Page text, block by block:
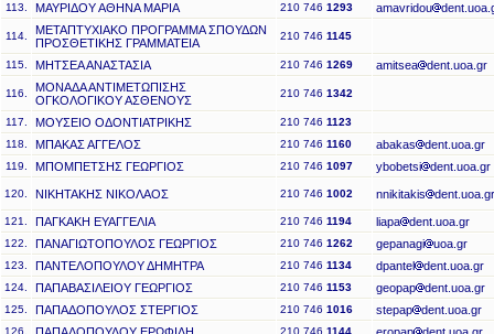
113. ΜΑΥΡΙΔΟΥ ΑΘΗΝΑ ΜΑΡΙΑ 210 746 1293 amavridou
114.
ΜΕΤΑΠΤΥΧΙΑΚΟ ΠΡΟΓΡΑΜΜΑ ΣΠΟΥΔΩΝ
ΠΡΟΣΘΕΤΙΚΗΣ ΓΡΑΜΜΑΤΕΙΑ
210 746 1145
115. ΜΗΤΣΕΑ ΑΝΑΣΤΑΣΙΑ 210 746 1269 amitsea dent.uoa.gr
116.
ΜΟΝΑΔΑ ΑΝΤΙΜΕΤΩΠΙΣΗΣ
ΟΓΚΟΛΟΓΙΚΟΥ ΑΣΘΕΝΟΥΣ
210 746 1342
117. ΜΟΥΣΕΙΟ ΟΔΟΝΤΙΑΤΡΙΚΗΣ 210 746 1123
118.
ΜΠΑΚΑΣ ΑΓΓΕΛΟΣ 210 746 1160 abakas dent.uoa.gr
119. ΜΠΟΜΠΕΤΣΗΣ ΓΕΩΡΓΙΟΣ 210 746 1097 ybobetsi dent.uoa.gr
120. ΝΙΚΗΤΑΚΗΣ ΝΙΚΟΛΑΟΣ 210 746 1002 nnikitakis dent.uoa.gr
121. ΠΑΓΚΑΚΗ ΕΥΑΓΓΕΛΙΑ 210 746 1194 liapa dent.uoa.gr
122. ΠΑΝΑΓΙΩΤΟΠΟΥΛΟΣ ΓΕΩΡΓΙΟΣ 210 746 1262 gepanagi uoa.gr
123. ΠΑΝΤΕΛΟΠΟΥΛΟΥ ΔΗΜΗΤΡΑ 210 746 1134 dpantel dent.uoa.gr
124. ΠΑΠΑΒΑΣΙΛΕΙΟΥ ΓΕΩΡΓΙΟΣ 210 746 1153 geopap dent.uoa.gr
125. ΠΑΠΑΔΟΠΟΥΛΟΣ ΣΤΕΡΓΙΟΣ 210 746 1016 stepap dent.uoa.gr
126. 210 746 1144